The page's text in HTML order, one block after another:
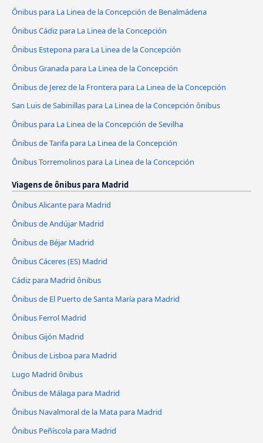
Ônibus para La Linea de la Concepción de Benalmádena
Ônibus Cádiz para La Linea de la Concepción
Ônibus Estepona para La Linea de la Concepción
Ônibus Granada para La Linea de la Concepción
Ônibus de Jerez de la Frontera para La Linea de la Concepción
San Luis de Sabinillas para La Linea de la Concepción ônibus
Ônibus para La Linea de la Concepción de Sevilha
Ônibus de Tarifa para La Linea de la Concepción
Ônibus Torremolinos para La Linea de la Concepción
Viagens de ônibus para Madrid
Ônibus Alicante para Madrid
Ônibus de Andújar Madrid
Ônibus de Béjar Madrid
Ônibus Cáceres‎‎ (ES) Madrid
Cádiz para Madrid ônibus
Ônibus de El Puerto de Santa María para Madrid
Ônibus Ferrol Madrid
Ônibus Gijón Madrid
Ônibus de Lisboa para Madrid
Lugo Madrid ônibus
Ônibus de Málaga para Madrid
Ônibus Navalmoral de la Mata para Madrid
Ônibus Peñíscola para Madrid